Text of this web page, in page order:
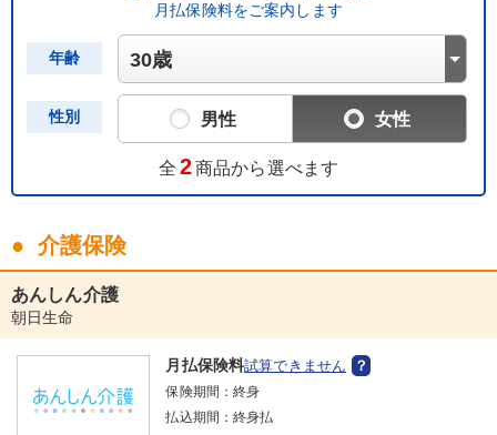
月払保険料をご案内します
年齢
性別 男性 女性
全 2商品から選べます
介護保険
あんしん介護
朝日生命
月払保険料試算できません
保険期間：終身
払込期間：終身払